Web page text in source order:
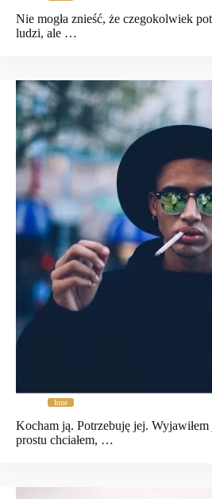
Nie mogła znieść, że czegokolwiek
ludzi, ale …
Inne
Kocham ją. Potrzebuję jej.
prostu chciałem, …